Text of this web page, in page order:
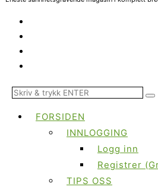
FORSIDEN
INNLOGGING
Logg inn
Registrer
TIPS OSS